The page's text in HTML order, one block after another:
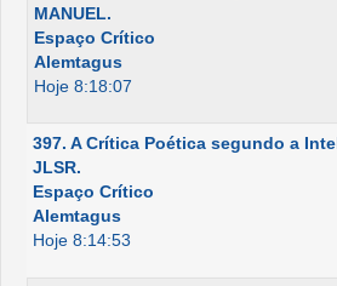
MANUEL.
Espaço Crítico
Alemtagus
Hoje 8:18:07
397. A Crítica Poética segundo a
JLSR.
Espaço Crítico
Alemtagus
Hoje 8:14:53